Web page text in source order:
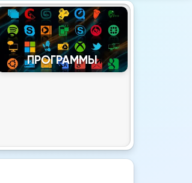
ПРОГРАММЫ